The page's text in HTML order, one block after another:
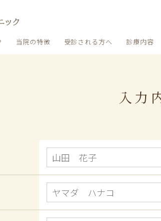
当院の特徴 受診される方へ 診療内容
入力